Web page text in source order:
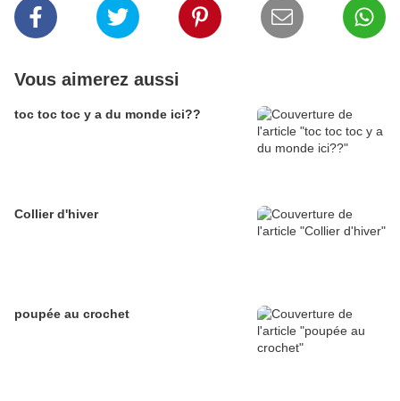
Vous aimerez aussi
toc toc toc y a du monde ici??
Collier d'hiver
poupée au crochet